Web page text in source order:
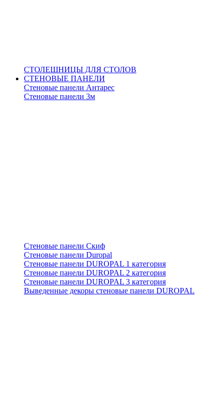
СТОЛЕШНИЦЫ ДЛЯ СТОЛОВ
СТЕНОВЫЕ ПАНЕЛИ
Стеновые панели Антарес
Стеновые панели 3м
Стеновые панели Скиф
Стеновые панели Duropal
Стеновые панели DUROPAL 1 категория
Стеновые панели DUROPAL 2 категория
Стеновые панели DUROPAL 3 категория
Выведенные декоры стеновые панели DUROPAL